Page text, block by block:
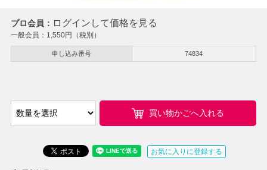
プロ会員： ログインして価格を見る
一般会員： 1,550円（税別）
申し込み番号 74834
買い物かごへ入れる
お気に入りに登録する